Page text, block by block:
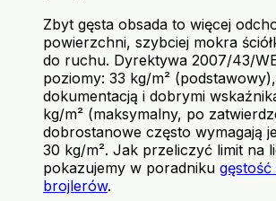
Zbyt gęsta obsada to więcej
powierzchni, szybciej mokra
do ruchu. Dyrektywa 2007/43/
poziomy: 33 kg/m²
dokumentacją i dobrymi
kg/m² (maksymalny, po
dobrostanowe często wymagają
30 kg/m². Jak przeliczyć limit na
pokazujemy w poradniku gęstość
brojlerów.